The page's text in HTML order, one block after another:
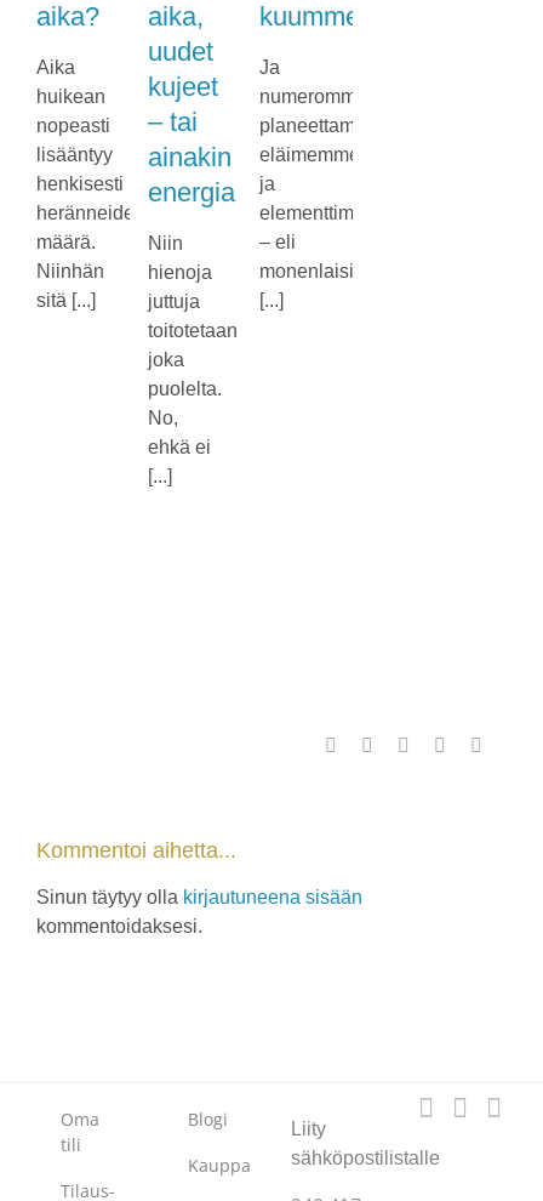
aika?
Aika
huikean
nopeasti
lisääntyy
henkisesti
heränneiden
määrä.
Niinhän
sitä [...]
aika,
uudet
kujeet
– tai
ainakin
energia
Niin
hienoja
juttuja
toitotetaan
joka
puolelta.
No,
ehkä ei
[...]
kuumme
Ja
numeromme,
planeettamme,
eläimemme
ja
elementtimme
– eli
monenlaisia
[...]
Facebook WhatsApp
Pinterest
Kommentoi aihetta...
Sinun täytyy olla kirjautuneena sisään
kommentoidaksesi.
Oma
tili
Tilaus-
Blogi
Kauppa
Liity
sähköpostilistalle